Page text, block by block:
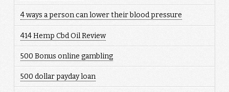
4 ways a person can lower their blood pressure
414 Hemp Cbd Oil Review
500 Bonus online gambling
500 dollar payday loan